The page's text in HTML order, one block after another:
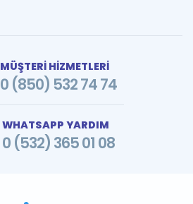
MÜŞTERİ HİZMETLERİ
0 (850) 532 74 74
WHATSAPP YARDIM
0 (532) 365 01 08